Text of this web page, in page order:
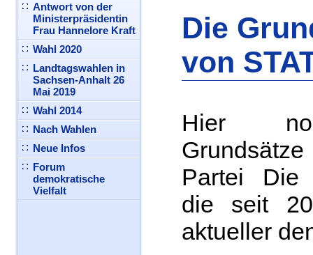
Antwort von der
Ministerpräsidentin
Frau Hannelore Kraft
Wahl 2020
Landtagswahlen in
Sachsen-Anhalt 26
Mai 2019
Wahl 2014
Nach Wahlen
Neue Infos
Forum
demokratische
Vielfalt
Die
von
Hier
Partei Die
die seit
aktueller